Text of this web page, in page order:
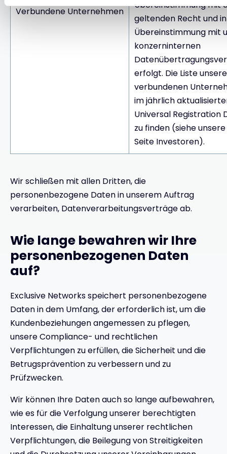
Verbundene Unternehmen
Übereinstimmung mit
geltenden Recht und in
Übereinstimmung mit
konzerninternen
erfolgt. Die Liste
verbundenen
im jährlich
Universal Registration
zu finden (siehe
Seite Investoren).
Wir schließen mit allen Dritten, die
personenbezogene Daten in unserem Auftrag
verarbeiten, Datenverarbeitungsverträge ab.
Wie lange bewahren wir Ihre
personenbezogenen Daten
auf?
Exclusive Networks speichert personenbezogene
Daten in dem Umfang, der erforderlich ist, um die
Kundenbeziehungen angemessen zu pflegen,
unsere Compliance- und rechtlichen
Verpflichtungen zu erfüllen, die Sicherheit und die
Betrugsprävention zu verbessern und zu
Prüfzwecken.
Wir können Ihre Daten auch so lange aufbewahren,
wie es für die Verfolgung unserer berechtigten
Interessen, die Einhaltung unserer rechtlichen
Verpflichtungen, die Beilegung von Streitigkeiten